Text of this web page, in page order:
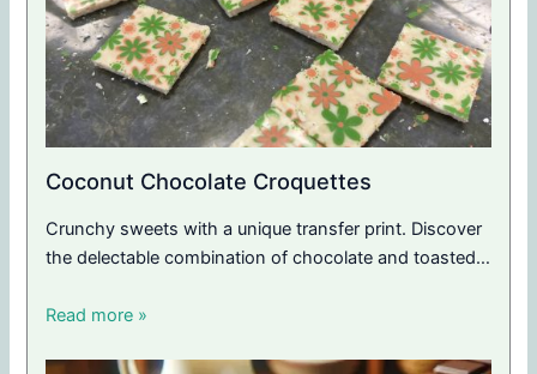
Coconut Chocolate Croquettes
Crunchy sweets with a unique transfer print. Discover
the delectable combination of chocolate and toasted…
Read more »